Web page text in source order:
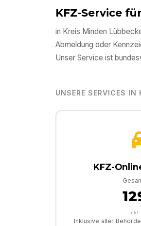
KFZ-Service
in Kreis Minden
Abmeldung oder
Unser Service ist
UNSERE SERVICES IN
KFZ-
inkl.
Inklusive aller